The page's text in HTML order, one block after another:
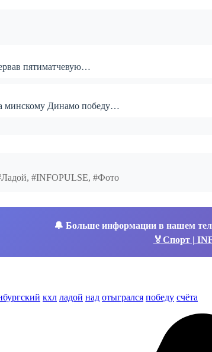
пятиматчевую…
минскому Динамо победу…
#INFOPULSE, #Фото
🔔 Больше информации в нашем
🏅Спорт |
кхл ладой над отыгрался победу счёта